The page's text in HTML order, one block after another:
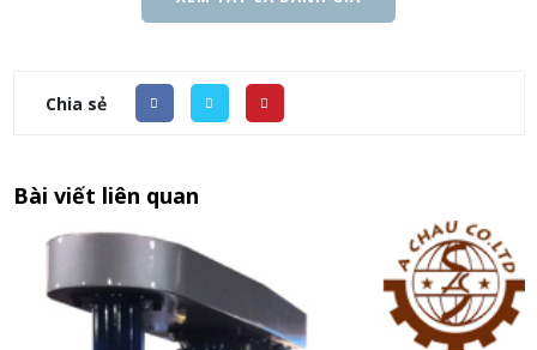
Chia sẻ
Bài viết liên quan